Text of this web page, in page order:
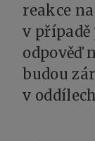
reakce na
v
odpověď
budou
v